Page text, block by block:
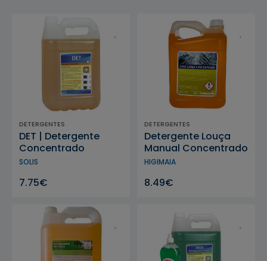
DETERGENTES
DET | Detergente
Concentrado
SOLIS
7.75€
DETERGENTES
Detergente Louça
Manual Concentrado
HIGIMAIA
8.49€